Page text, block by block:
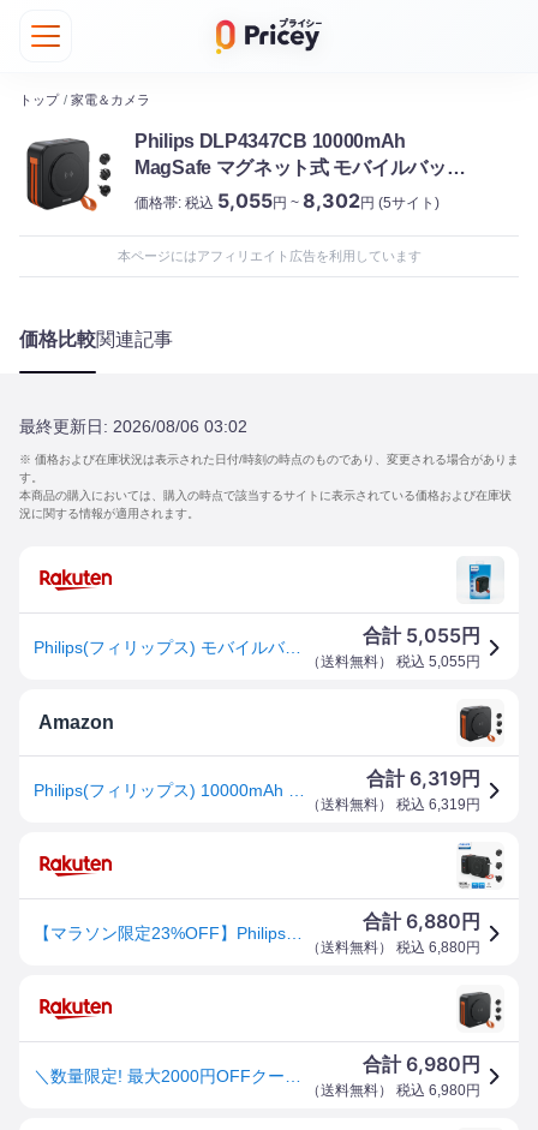
トップ / 家電＆カメラ
Philips DLP4347CB 10000mAh
MagSafe マグネット式 モバイルバッテ
リー ブラック フィリップス
価格帯: 税込 5,055円 ~ 8,302円 (5サイト)
本ページにはアフィリエイト広告を利用しています
価格比較関連記事
最終更新日: 2026/08/06 03:02
※ 価格および在庫状況は表示された日付/時刻の時点のものであり、変更される場合がありま
す。
本商品の購入においては、購入の時点で該当するサイトに表示されている価格および在庫状
況に関する情報が適用されます。
Philips(フィリップス) モバイルバッテリー MagSafe対応 コンセント一体型 10000mAh 大容量 PD 急速充電 DLP4347C | マグネット式 ACプラグ 5台同時充電 MAX 22.5W出力 USB-A 入出力 USB-Cポート パススルー機能 ディスプレイ搭載 Lightning Type-Cケーブル内蔵 旅行用
合計 5,055円
（送料無料） 税込 5,055 円
Amazon
合計6,319円
（送料無料） 税込 6,319 円
合計6,880 円
（送料無料） 税込 6,880円
合計6,980 円
（送料無料） 税込 6,980円